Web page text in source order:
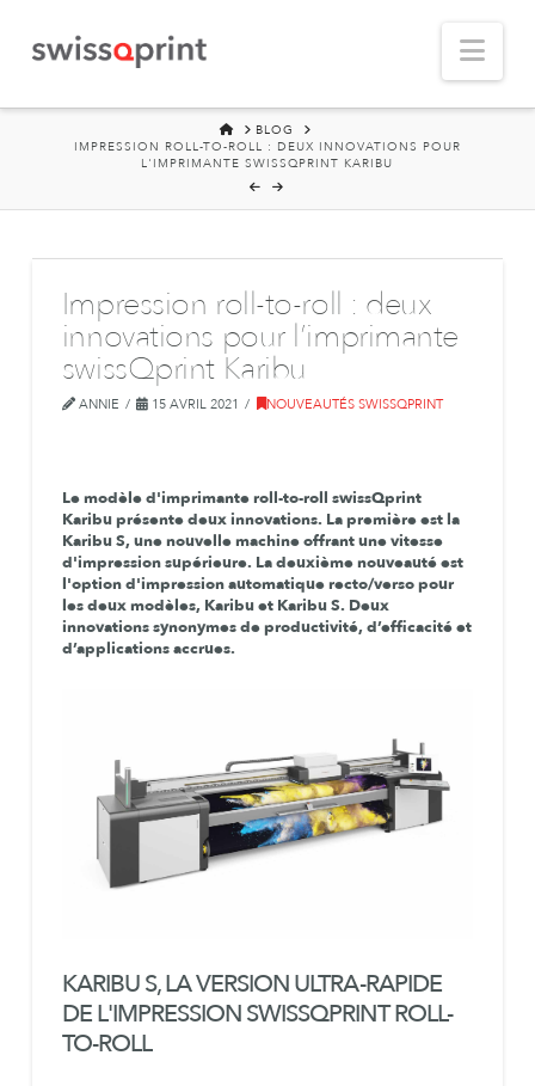
HOMEBLOG
IMPRESSION ROLL-TO-ROLL : DEUX INNOVATIONS POUR
L'IMPRIMANTE SWISSQPRINT KARIBU
Impression roll-to-roll : deux
innovations pour l’imprimante
swissQprint Karibu
ANNIE 15 AVRIL 2021 NOUVEAUTÉS SWISSQPRINT
Le modèle d'imprimante roll-to-roll swissQprint
Karibu présente deux innovations. La première est la
Karibu S, une nouvelle machine offrant une vitesse
d'impression supérieure. La deuxième nouveauté est
l'option d'impression automatique recto/verso pour
les deux modèles, Karibu et Karibu S. Deux
innovations synonymes de productivité, d’efficacité et
d’applications accrues.
KARIBU S, LA VERSION ULTRA-RAPIDE
DE L'IMPRESSION SWISSQPRINT ROLL-
TO-ROLL